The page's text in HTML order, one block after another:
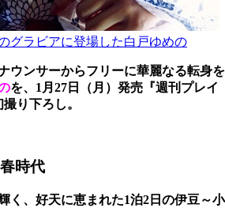
グラビアに登場した白戸ゆめの
ウンサーからフリーに華麗なる転身を
を、1月27日（月）発売『週刊プレイ
り下ろし。
時代
、好天に恵まれた1泊2日の伊豆～小